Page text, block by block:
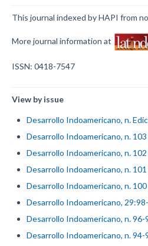
This journal indexed by HAPI from
More journal information at
ISSN: 0418-7547
View by issue
Desarrollo Indoamericano, n.
Desarrollo Indoamericano, n.
Desarrollo Indoamericano, n.
Desarrollo Indoamericano, n. 101
Desarrollo Indoamericano, n.
Desarrollo Indoamericano,
Desarrollo Indoamericano, n. 96-
Desarrollo Indoamericano, n. 94-